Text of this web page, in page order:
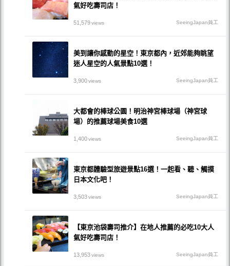
氣好吃壽司店！
51,579views SeeingJapan員工
美到讓你感動的星空！東京都內，近郊能夠眺望
迷人星空的人氣景點10選！
3,900views SeeingJapan員工
大都會的棒球公園！明治神宮棒球場（神宮球
場）的推薦球場美食10選
1,400views SeeingJapan員工
東京都體驗型旅遊景點16選！一起看、聽、觸摸
日本文化吧！
3,503views SeeingJapan員工
【東京池袋壽司推介】在地人推薦的必吃10大人
氣好吃壽司店！
13,953views SeeingJapan員工